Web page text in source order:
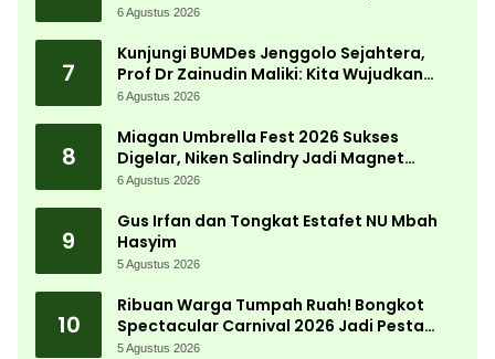
Kemandirian Ekonomi dengan Potensi
6 Agustus 2026
7
Kunjungi BUMDes Jenggolo Sejahtera,
Prof Dr Zainudin Maliki: Kita Wujudkan
Kemandirian Ekonomi dengan Potensi
6 Agustus 2026
8
Miagan Umbrella Fest 2026 Sukses
Digelar, Niken Salindry Jadi Magnet
Ribuan Pengunjung
6 Agustus 2026
9
Gus Irfan dan Tongkat Estafet NU Mbah
Hasyim
5 Agustus 2026
10
Ribuan Warga Tumpah Ruah! Bongkot
Spectacular Carnival 2026 Jadi Pesta
Kemerdekaan Terbesar di Peterongan
5 Agustus 2026